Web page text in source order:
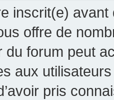
inscrit(e) avant
offre de
du forum peut
aux
pris